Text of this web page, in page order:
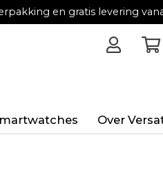
en gratis levering
Over